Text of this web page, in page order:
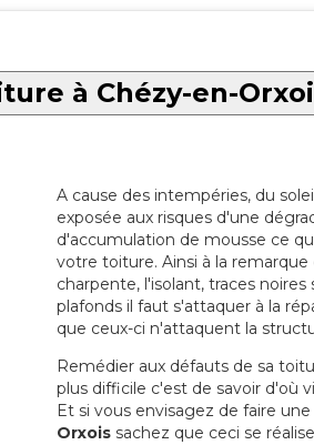
à Chézy-en-
A cause des intempéries, du
exposée aux risques d'une
d'accumulation de mousse ce
votre toiture. Ainsi à la
charpente, l'isolant, traces
plafonds il faut s'attaquer à la
que ceux-ci n'attaquent la
Remédier aux défauts de sa
plus difficile c'est de savoir d'où
Et si vous envisagez de faire une
Orxois sachez que ceci se